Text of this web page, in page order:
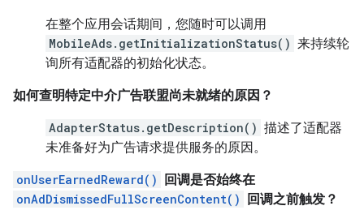
在整个应用会话期间，您随时可以调用
MobileAds.getInitializationStatus() 来持续轮
询所有适配器的初始化状态。
如何查明特定中介广告联盟尚未就绪的原因？
AdapterStatus.getDescription() 描述了适配器
未准备好为广告请求提供服务的原因。
onUserEarnedReward()
回调是否始终在
onAdDismissedFullScreenContent()
回调之前触发？